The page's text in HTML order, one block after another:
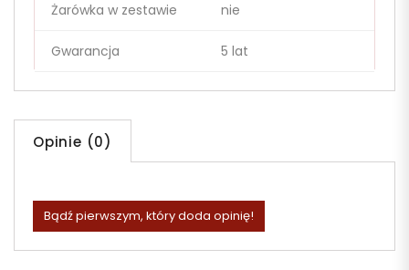
Żarówka w zestawie nie
Gwarancja 5 lat
Opinie (0)
Bądź pierwszym, który doda opinię!